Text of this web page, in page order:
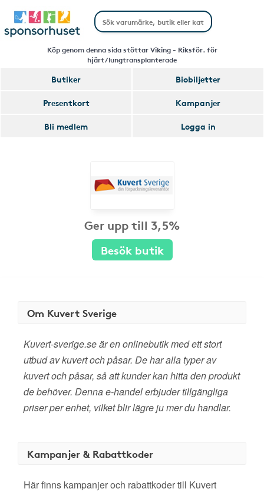
Köp genom denna sida stöttar Viking - Riksför. för
hjärt/lungtransplanterade
Butiker
Biobiljetter
Presentkort
Kampanjer
Bli medlem
Logga in
Ger upp till 3,5%
Besök butik
Om Kuvert Sverige
Kuvert-sverige.se är en onlinebutik med ett stort
utbud av kuvert och påsar. De har alla typer av
kuvert och påsar, så att kunder kan hitta den produkt
de behöver. Denna e-handel erbjuder tillgängliga
priser per enhet, vilket blir lägre ju mer du handlar.
Kampanjer & Rabattkoder
Här finns kampanjer och rabattkoder till Kuvert